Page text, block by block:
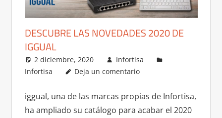
DESCUBRE LAS NOVEDADES 2020 DE
IGGUAL
2 diciembre, 2020
Infortisa
Infortisa
Deja un comentario
iggual, una de las marcas propias de Infortisa,
ha ampliado su catálogo para acabar el 2020